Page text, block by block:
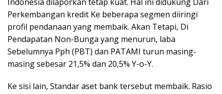
Perkembangan kredit Ke beberapa segmen diiringi
profil pendanaan yang membaik. Akan Tetapi, Di
Pendapatan Non-Bunga yang menurun, laba
Sebelumnya Pph (PBT) dan PATAMI turun masing-
masing sebesar 21,5% dan 20,5% Y-o-Y.
Ke sisi lain, Standar aset bank tersebut membaik. Rasio